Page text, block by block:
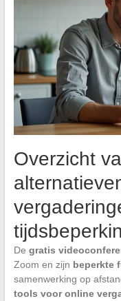
Overzicht
De gratis
Zoom en zijn beperkte
samenwerking op
tools voor online